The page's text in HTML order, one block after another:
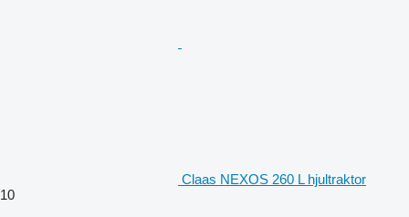
Claas NEXOS 260 L hjultraktor
10